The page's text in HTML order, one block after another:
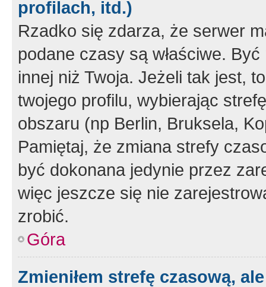
profilach, itd.)
Rzadko się zdarza, że serwer
podane czasy są właściwe.
innej niż Twoja. Jeżeli tak jest,
twojego profilu, wybierając
obszaru (np Berlin, Bruksela,
Pamiętaj, że zmiana strefy
być dokonana jedynie przez
więc jeszcze się nie
zrobić.
Góra
Zmieniłem strefę czasową,